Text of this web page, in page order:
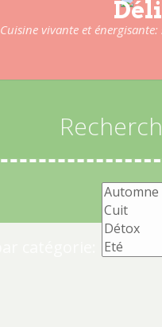
Cuisine vivante et